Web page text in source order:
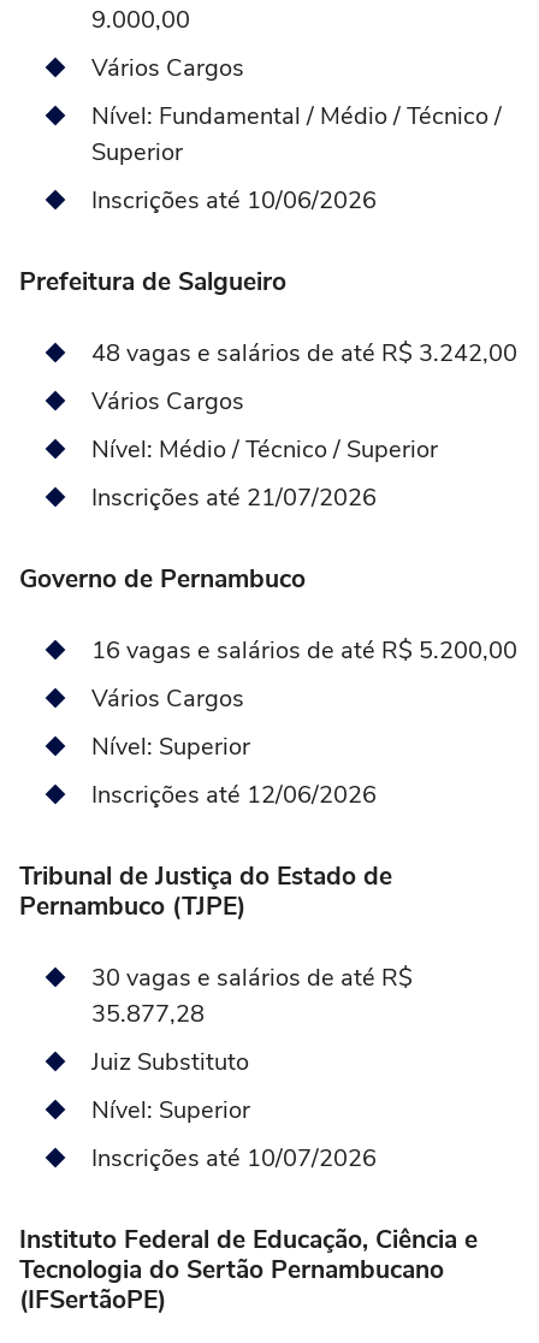
9.000,00
Vários Cargos
Nível: Fundamental / Médio / Técnico /
Superior
Inscrições até 10/06/2026
Prefeitura de Salgueiro
48 vagas e salários de até R$ 3.242,00
Vários Cargos
Nível: Médio / Técnico / Superior
Inscrições até 21/07/2026
Governo de Pernambuco
16 vagas e salários de até R$ 5.200,00
Vários Cargos
Nível: Superior
Inscrições até 12/06/2026
Tribunal de Justiça do Estado de
Pernambuco (TJPE)
30 vagas e salários de até R$
35.877,28
Juiz Substituto
Nível: Superior
Inscrições até 10/07/2026
Instituto Federal de Educação, Ciência e
Tecnologia do Sertão Pernambucano
(IFSertãoPE)